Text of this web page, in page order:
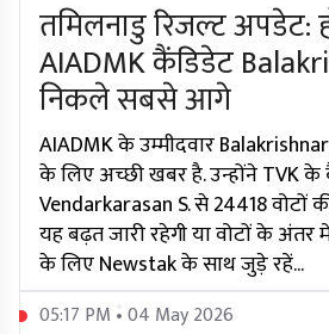
तमिलनाडु रिजल्ट अपडेट:
AIADMK कैंडिडेट
निकले सबसे आगे
AIADMK के उम्मीदवार
के लिए अच्छी खबर है. उन्होंने TVK
Vendarkarasan S. से 24418 वोटों
यह बढ़त जारी रहेगी या वोटों के अंतर
के लिए Newstak के साथ जुड़े रहें...
05:17 PM • 04 May 2026